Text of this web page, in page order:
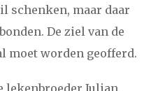
schenken, maar daar
De ziel van de
moet worden geofferd.